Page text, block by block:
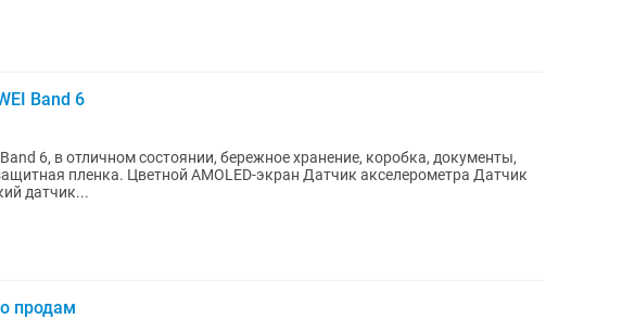
Band 6
6, в отличном состоянии, бережное хранение, коробка, документы,
пленка. Цветной AMOLED-экран Датчик акселерометра Датчик
датчик...
продам